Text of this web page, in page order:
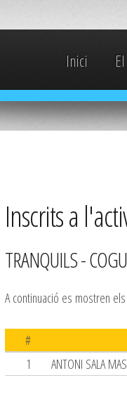
Inici
Inscrits a
TRANQUILS -
A continuació es mostren
#
1
ANTONI SALA